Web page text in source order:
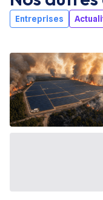
Entreprises